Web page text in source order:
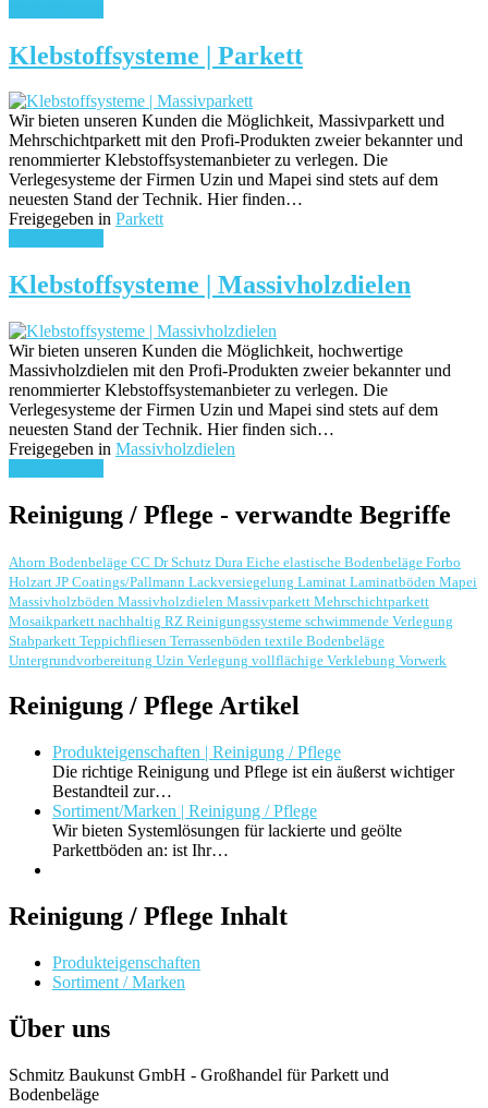
Klebstoffsysteme | Parkett
Wir bieten unseren Kunden die Möglichkeit, Massivparkett und
Mehrschichtparkett mit den Profi-Produkten zweier bekannter und
renommierter Klebstoffsystemanbieter zu verlegen. Die
Verlegesysteme der Firmen Uzin und Mapei sind stets auf dem
neuesten Stand der Technik. Hier finden…
Freigegeben in Parkett
Klebstoffsysteme | Massivholzdielen
Wir bieten unseren Kunden die Möglichkeit, hochwertige
Massivholzdielen mit den Profi-Produkten zweier bekannter und
renommierter Klebstoffsystemanbieter zu verlegen. Die
Verlegesysteme der Firmen Uzin und Mapei sind stets auf dem
neuesten Stand der Technik. Hier finden sich…
Freigegeben in Massivholzdielen
Reinigung / Pflege - verwandte Begriffe
Ahorn Bodenbeläge CC Dr Schutz Dura Eiche elastische Bodenbeläge Forbo
Holzart JP Coatings/Pallmann Lackversiegelung Laminat Laminatböden Mapei
Massivholzböden Massivholzdielen Massivparkett Mehrschichtparkett
Mosaikparkett nachhaltig RZ Reinigungssysteme schwimmende Verlegung
Stabparkett Teppichfliesen Terrassenböden textile Bodenbeläge
Untergrundvorbereitung Uzin Verlegung vollflächige Verklebung Vorwerk
Reinigung / Pflege Artikel
Produkteigenschaften | Reinigung / Pflege
Die richtige Reinigung und Pflege ist ein äußerst wichtiger
Bestandteil zur…
Sortiment/Marken | Reinigung / Pflege
Wir bieten Systemlösungen für lackierte und geölte
Parkettböden an: ist Ihr…
Reinigung / Pflege Inhalt
Produkteigenschaften
Sortiment / Marken
Über uns
Schmitz Baukunst GmbH - Großhandel für Parkett und
Bodenbeläge